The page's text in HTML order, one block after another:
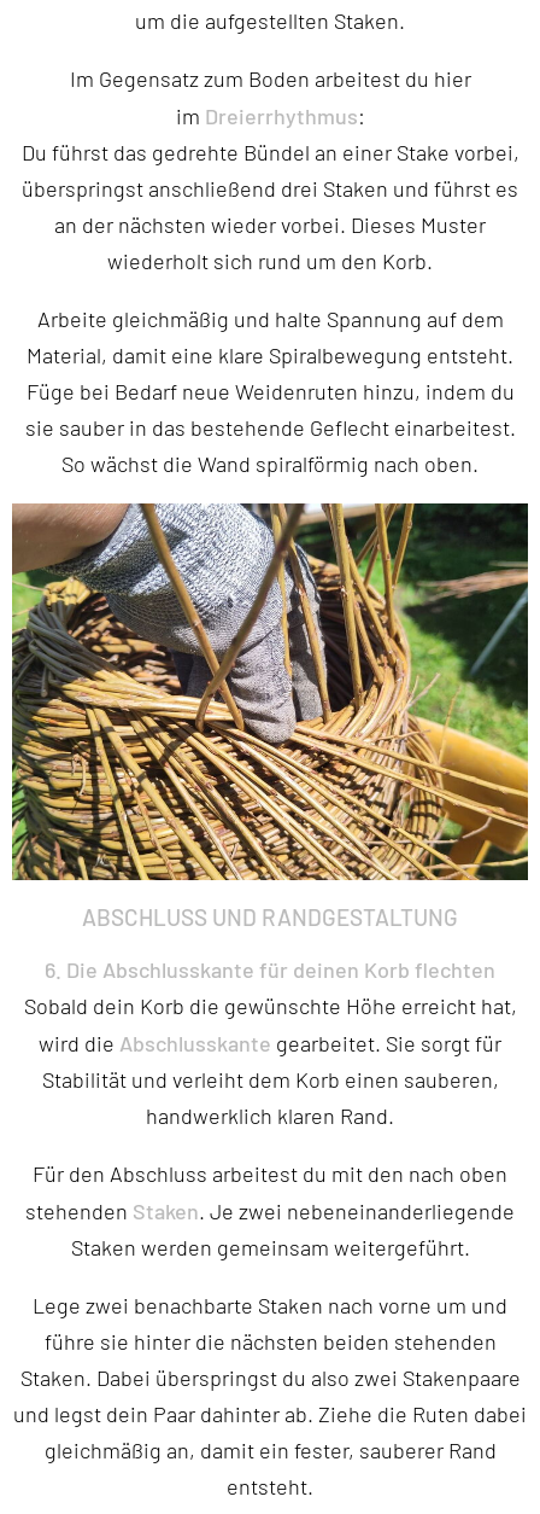
um die aufgestellten Staken.
Im Gegensatz zum Boden arbeitest du hier
im Dreierrhythmus:
Du führst das gedrehte Bündel an einer Stake vorbei,
überspringst anschließend drei Staken und führst es
an der nächsten wieder vorbei. Dieses Muster
wiederholt sich rund um den Korb.
Arbeite gleichmäßig und halte Spannung auf dem
Material, damit eine klare Spiralbewegung entsteht.
Füge bei Bedarf neue Weidenruten hinzu, indem du
sie sauber in das bestehende Geflecht einarbeitest.
So wächst die Wand spiralförmig nach oben.
ABSCHLUSS UND RANDGESTALTUNG
6. Die Abschlusskante für deinen Korb flechten
Sobald dein Korb die gewünschte Höhe erreicht hat,
wird die Abschlusskante gearbeitet. Sie sorgt für
Stabilität und verleiht dem Korb einen sauberen,
handwerklich klaren Rand.
Für den Abschluss arbeitest du mit den nach oben
stehenden Staken. Je zwei nebeneinanderliegende
Staken werden gemeinsam weitergeführt.
Lege zwei benachbarte Staken nach vorne um und
führe sie hinter die nächsten beiden stehenden
Staken. Dabei überspringst du also zwei Stakenpaare
und legst dein Paar dahinter ab. Ziehe die Ruten dabei
gleichmäßig an, damit ein fester, sauberer Rand
entsteht.